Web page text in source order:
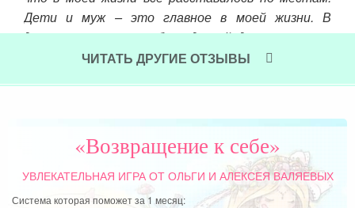
по
Дети и муж – это главное в моей жизни. В
декрете я нашла себя в другой деятельности,
которая приносит мне небольшой доход, чему я
младший в сад не ходит, и я понимаю, что так
лучше для всех.
ЧИТАТЬ ДРУГИЕ ОТЗЫВЫ
«Возвращение к себе»
УВЛЕКАТЕЛЬНАЯ ИГРАОТ ОЛЬГИ И АЛЕКСЕЯ ВАЛЯЕВЫХ
Система которая поможет за 1 месяц: